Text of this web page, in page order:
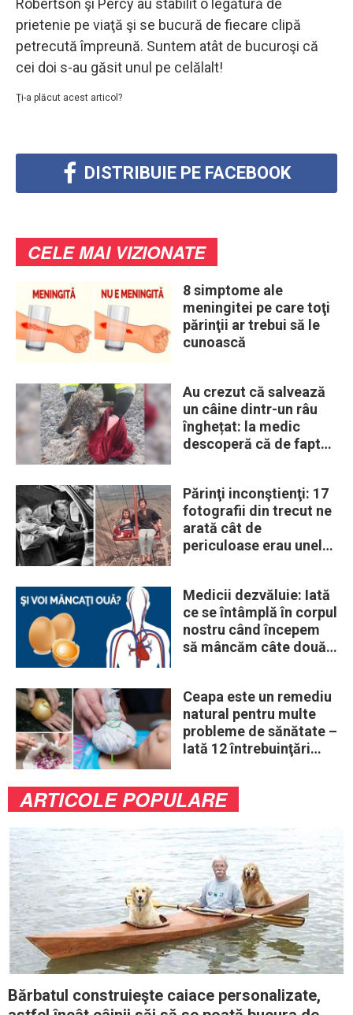
Robertson şi Percy au stabilit o legătură de
prietenie pe viaţă şi se bucură de fiecare clipă
petrecută împreună. Suntem atât de bucuroşi că
cei doi s-au găsit unul pe celălalt!
Ţi-a plăcut acest articol?
DISTRIBUIE PE FACEBOOK
CELE MAI VIZIONATE
8 simptome ale
meningitei pe care toţi
părinţii ar trebui să le
cunoască
Au crezut că salvează
un câine dintr-un râu
înghețat: la medic
descoperă că de fapt
Părinţi inconştienţi: 17
fotografii din trecut ne
arată cât de
periculoase erau unele
Medicii dezvăluie: Iată
ce se întâmplă în corpul
nostru când începem
să mâncăm câte două
Ceapa este un remediu
natural pentru multe
probleme de sănătate –
Iată 12 întrebuinţări
ARTICOLE POPULARE
Bărbatul construieşte caiace personalizate,